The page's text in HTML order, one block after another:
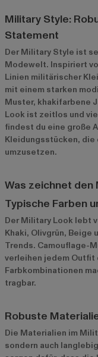
Military Style:
Statement
Der Military Style ist
Modewelt. Inspiriert
Linien militärischer
mit einem starken
Muster, khakifarbene
Look ist zeitlos und
findest du eine große
Kleidungsstücken,
umzusetzen.
Was zeichnet den
Typische Farben
Der Military Look lebt
Khaki, Olivgrün, Beige
Trends. Camouflage-
verleihen jedem Outfit
Farbkombinationen
tragbar.
Robuste
Die Materialien im
sondern auch